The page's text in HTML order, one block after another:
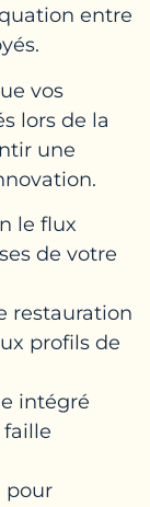
entre
vos
lors de la
une
le flux
de votre
restauration
profils de
intégré
faille
pour